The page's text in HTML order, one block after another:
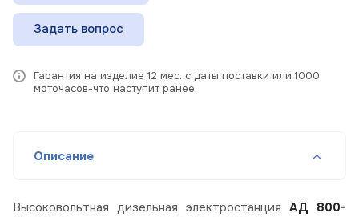
Задать вопрос
Гарантия на изделие 12 мес. с даты поставки или 1000
моточасов-что наступит ранее
Описание
Высоковольтная дизельная электростанция АД 800-